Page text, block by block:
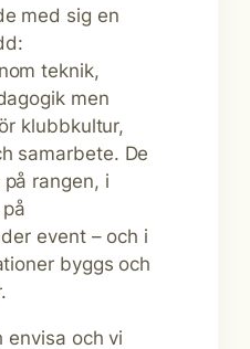
med sig en
teknik,
men
klubbkultur,
samarbete. De
rangen, i
event – och i
byggs och
envisa och vi